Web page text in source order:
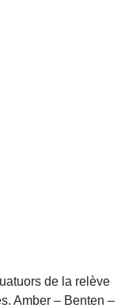
de la relève
Amber – Benten –